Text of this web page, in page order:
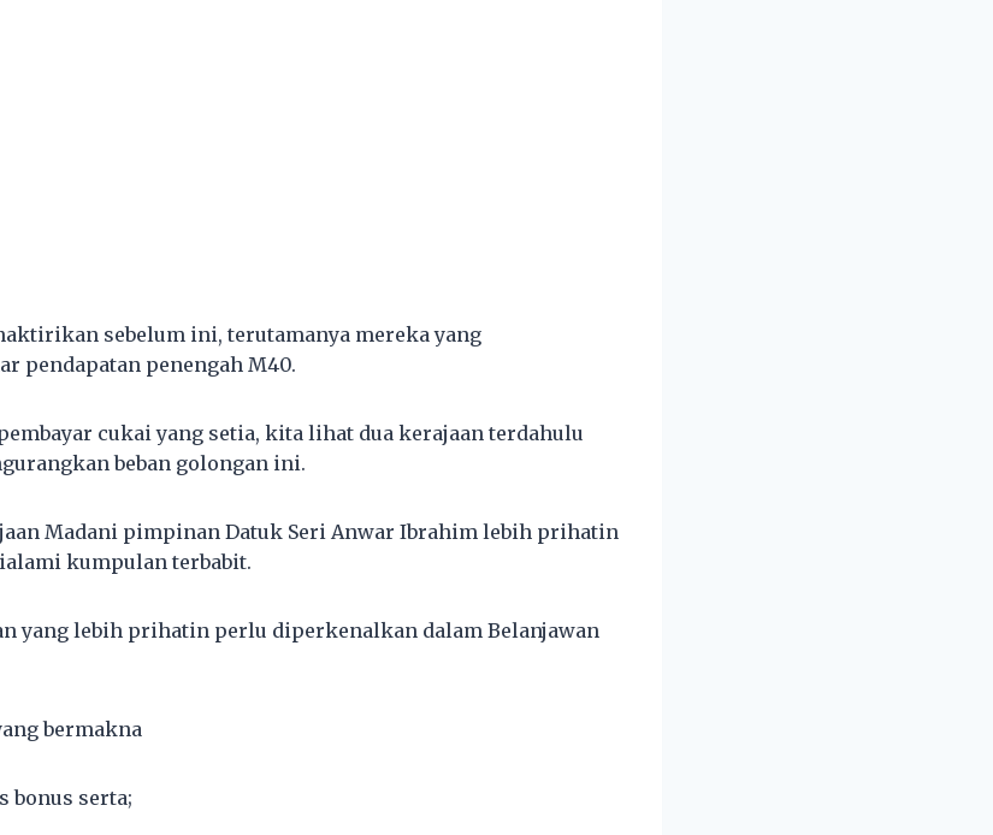
sebelum ini, terutamanya mereka yang
pendapatan penengah M40.
cukai yang setia, kita lihat dua kerajaan terdahulu
beban golongan ini.
Madani pimpinan Datuk Seri Anwar Ibrahim lebih prihatin
kumpulan terbabit.
yang lebih prihatin perlu diperkenalkan dalam Belanjawan
bermakna
bonus serta;